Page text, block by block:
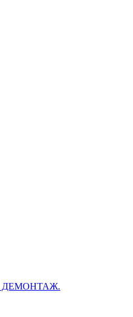
ДЕМОНТАЖ.